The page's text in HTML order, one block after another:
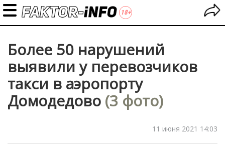
Более 50 нарушений
выявили у перевозчиков
такси в аэропорту
Домодедово (3 фото)
11 июня 2021 14:03